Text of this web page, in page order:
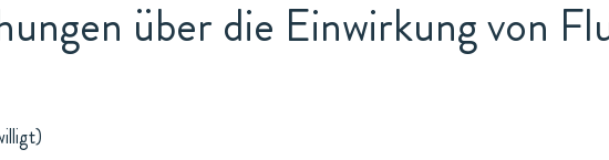
über die Einwirkung von